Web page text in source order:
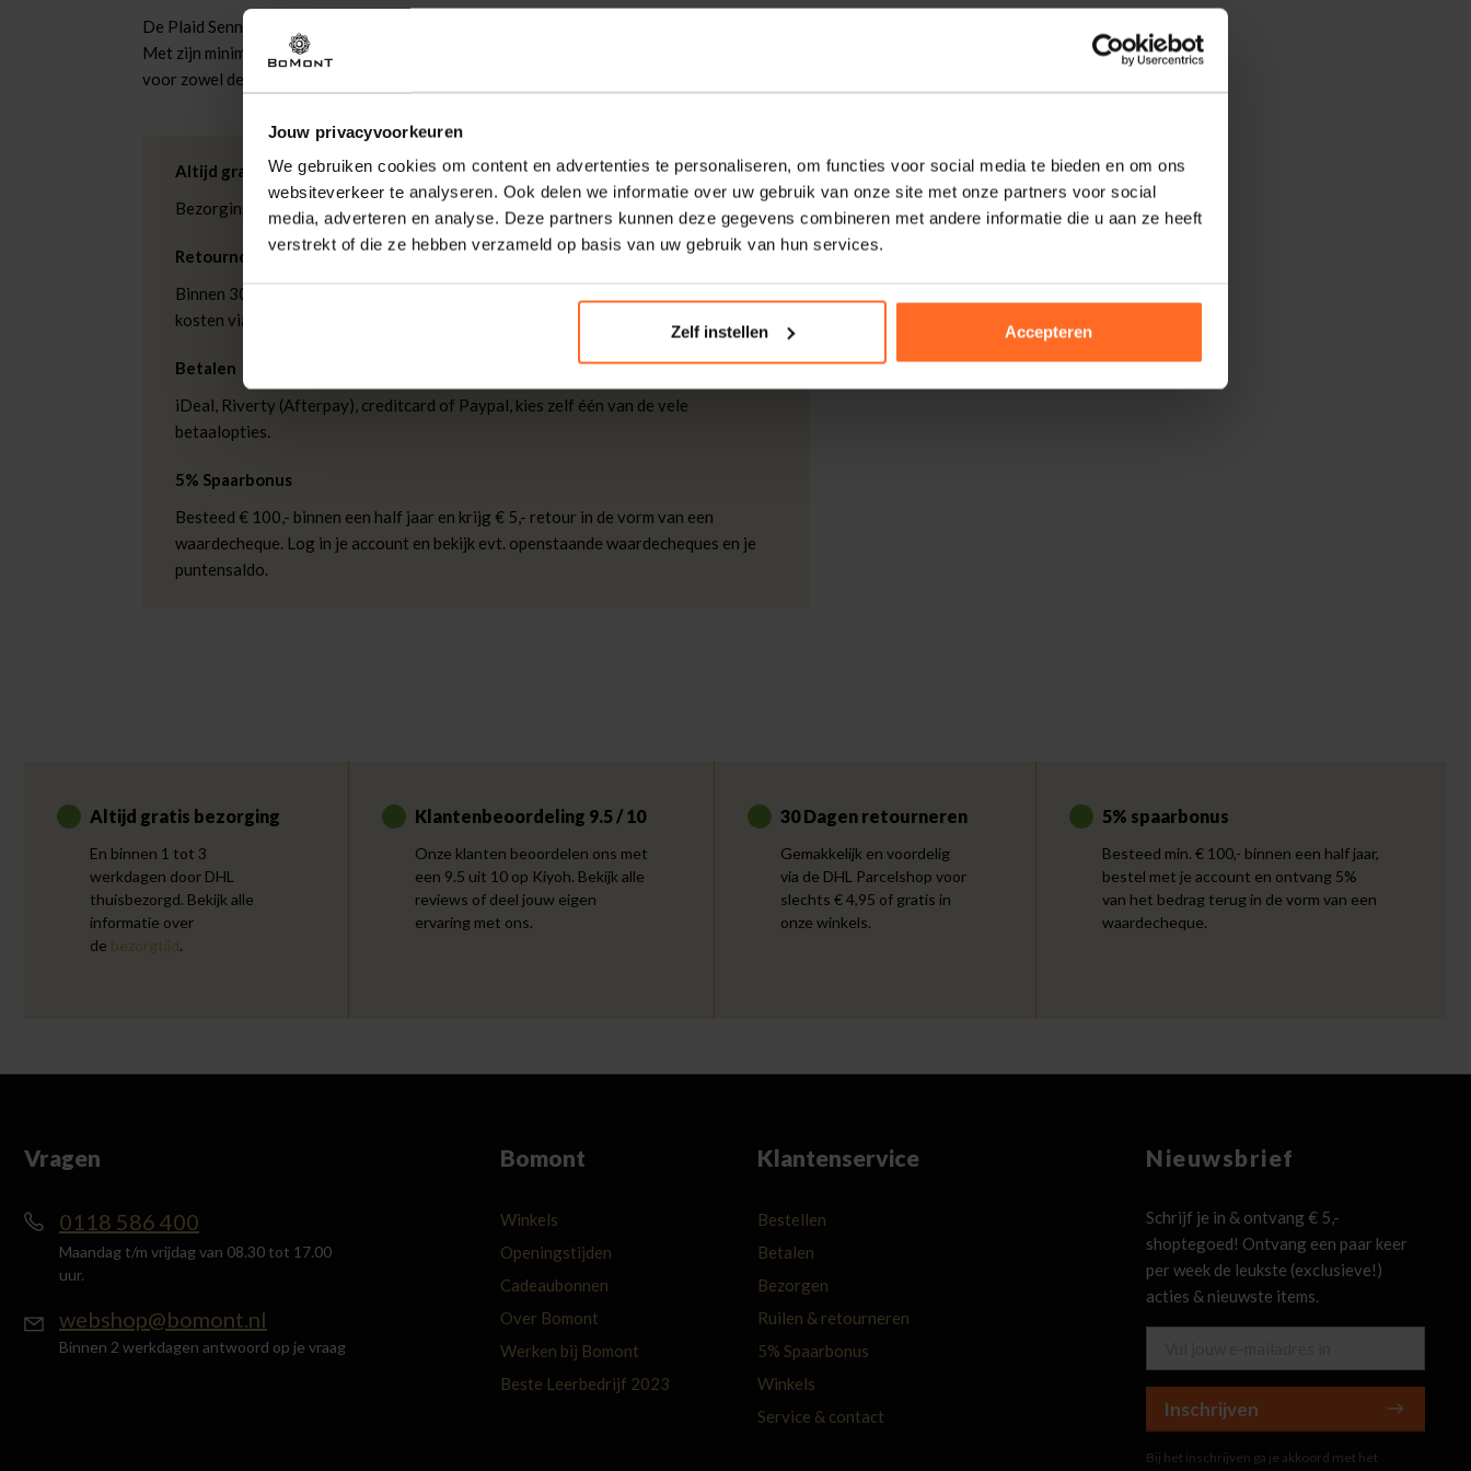
Jouw privacyvoorkeuren
We gebruiken cookies om content en advertenties te personaliseren, om functies voor social media te bieden en om ons
websiteverkeer te analyseren. Ook delen we informatie over uw gebruik van onze site met onze partners voor social
media, adverteren en analyse. Deze partners kunnen deze gegevens combineren met andere informatie die u aan ze heeft
verstrekt of die ze hebben verzameld op basis van uw gebruik van hun services.
Zelf instellen Accepteren
De Plaid Senna 140x180 cm van Dutch Decor is een stijlvolle toevoeging aan elk interieur.
Met zijn minimalistische stijl en effen patroon biedt deze plaid warmte en comfort. Perfect
voor zowel de bank als het bed, het brengt een gezellige sfeer in huis.
Altijd gratis bezorging
Bezorging is altijd gratis, binnen 1-3 werkdagen thuisgeleverd met DHL.
Retourneren
Binnen 30 dagen eenvoudig retourneren via DHL voor slechts € 4,95 of op eigen
kosten via PostNL. In de Bomont winkels kunt u ook gratis retourneren.
Betalen
iDeal, Riverty (Afterpay), creditcard of Paypal, kies zelf één van de vele
betaalopties.
5% Spaarbonus
Besteed € 100,- binnen een half jaar en krijg € 5,- retour in de vorm van een
waardecheque. Log in je account en bekijk evt. openstaande waardecheques en je
puntensaldo.
Altijd gratis bezorging
En binnen 1 tot 3
werkdagen door DHL
thuisbezorgd. Bekijk alle
informatie over
de bezorgtijd.
Klantenbeoordeling 9.5 / 10
Onze klanten beoordelen ons met
een 9.5 uit 10 op Kiyoh. Bekijk alle
reviews of deel jouw eigen
ervaring met ons.
30 Dagen retourneren
Gemakkelijk en voordelig
via de DHL Parcelshop voor
slechts € 4,95 of gratis in
onze winkels.
5% spaarbonus
Besteed min. € 100,- binnen een half jaar,
bestel met je account en ontvang 5%
van het bedrag terug in de vorm van een
waardecheque.
Vragen
0118 586 400
Maandag t/m vrijdag van 08.30 tot 17.00
uur.
webshop@bomont.nl
Binnen 2 werkdagen antwoord op je vraag
Bomont
Winkels
Openingstijden
Cadeaubonnen
Over Bomont
Werken bij Bomont
Beste Leerbedrijf 2023
Klantenservice
Bestellen
Betalen
Bezorgen
Ruilen & retourneren
5% Spaarbonus
Winkels
Service & contact
Nieuwsbrief
Schrijf je in & ontvang € 5,-
shoptegoed! Ontvang een paar keer
per week de leukste (exclusieve!)
acties & nieuwste items.
Inschrijven
Bij het inschrijven ga je akkoord met het